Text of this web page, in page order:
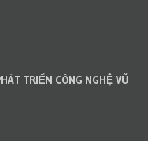
TRIỂN CÔNG NGHỆ VŨ